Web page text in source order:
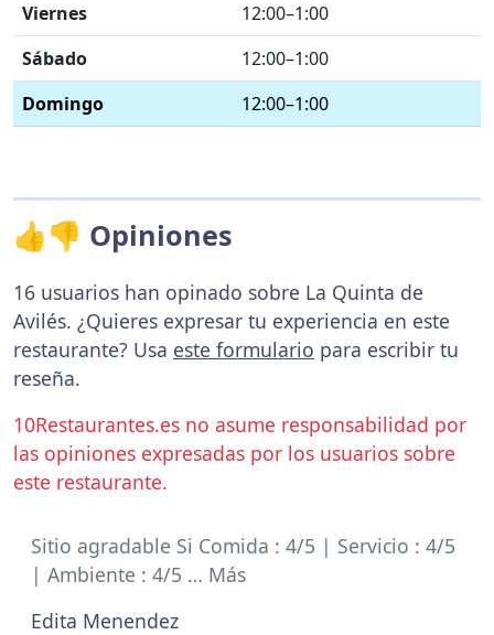
Viernes
12:00–1:00
Sábado
12:00–1:00
Domingo
12:00–1:00
👍👎 Opiniones
16 usuarios han opinado sobre La Quinta de
Avilés. ¿Quieres expresar tu experiencia en este
restaurante? Usa este formulario para escribir tu
reseña.
10Restaurantes.es no asume responsabilidad por
las opiniones expresadas por los usuarios sobre
este restaurante.
Sitio agradable Si Comida : 4/5 | Servicio : 4/5
| Ambiente : 4/5 … Más
Edita Menendez